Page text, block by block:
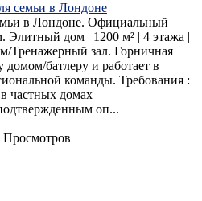
семьи в Лондоне
в Лондоне. Официальный
Элитный дом | 1200 м² | 4 этажа |
зал. Горничная
батлеру и работает в
команды. Требования :
частных домах
оп...
Просмотров